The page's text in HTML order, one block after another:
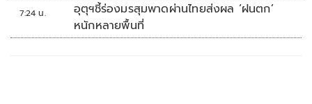
7:24 น.
อุตุฯชี้ร่องมรสุมพาดผ่านไทยส่งผล ‘ฝนตก’
หนักหลายพื้นที่